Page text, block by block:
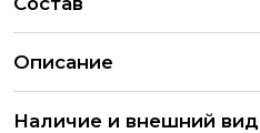
Описание
Наличие и внешний вид